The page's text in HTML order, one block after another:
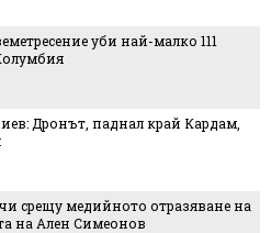
уби най-малко 111
Дронът, паднал край Кардам,
срещу медийното отразяване на
на Ален Симеонов